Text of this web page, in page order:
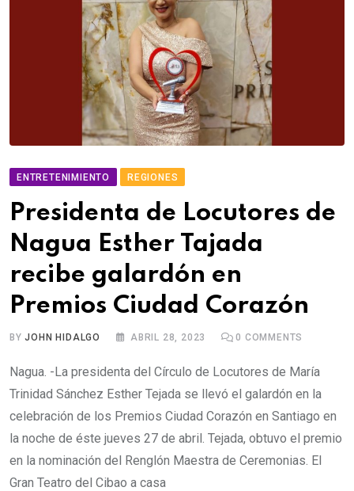
ENTRETENIMIENTO REGIONES
Presidenta de Locutores de
Nagua Esther Tajada
recibe galardón en
Premios Ciudad Corazón
BYJOHN HIDALGO ABRIL 28, 2023 0 COMMENTS
Nagua. -La presidenta del Círculo de Locutores de María
Trinidad Sánchez Esther Tejada se llevó el galardón en la
celebración de los Premios Ciudad Corazón en Santiago en
la noche de éste jueves 27 de abril. Tejada, obtuvo el premio
en la nominación del Renglón Maestra de Ceremonias. El
Gran Teatro del Cibao a casa